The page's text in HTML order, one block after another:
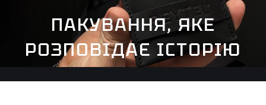
ПАКУВАННЯ, ЯКЕ
РОЗПОВІДАЄ ІСТОРІЮ